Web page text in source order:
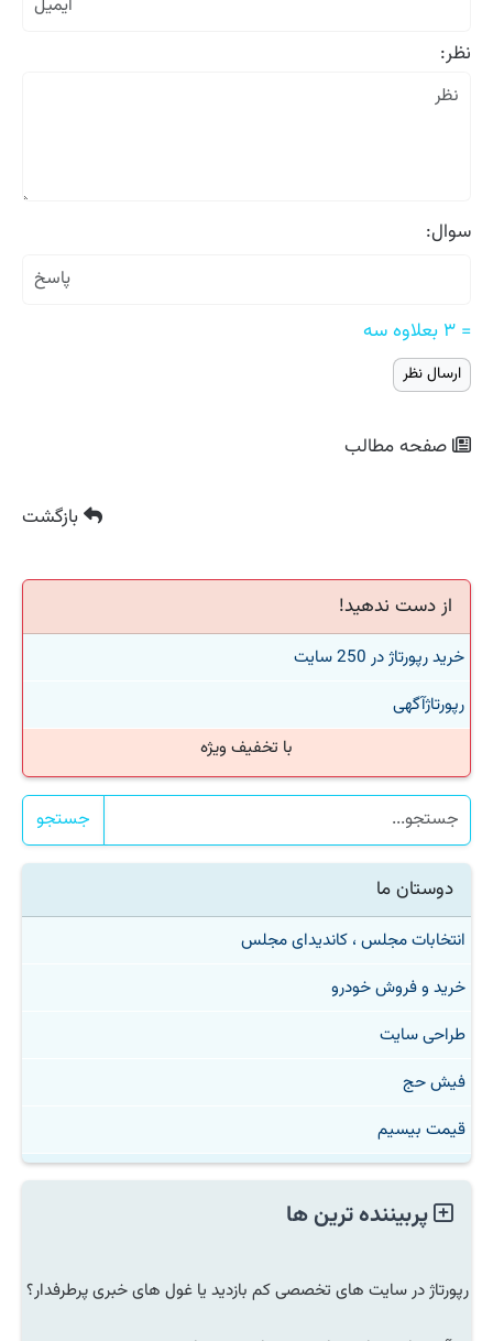
نظر:
سوال:
= ۳ بعلاوه سه
صفحه مطالب
بازگشت
از دست ندهید!
خرید رپورتاژ در 250 سایت
رپورتاژآگهی
با تخفیف ویژه
جستجو
دوستان ما
انتخابات مجلس ، کاندیدای مجلس
خرید و فروش خودرو
طراحی سایت
فیش حج
قیمت بیسیم
پربیننده ترین ها
رپورتاژ در سایت های تخصصی کم بازدید یا غول های خبری پرطرفدار؟